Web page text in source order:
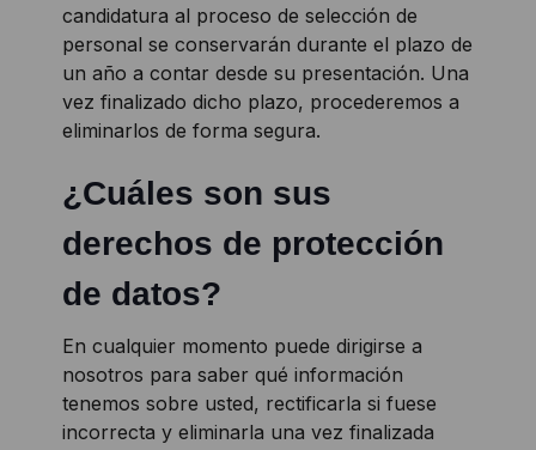
candidatura al proceso de selección de
personal se conservarán durante el plazo de
un año a contar desde su presentación. Una
vez finalizado dicho plazo, procederemos a
eliminarlos de forma segura.
¿Cuáles son sus
derechos de protección
de datos?
En cualquier momento puede dirigirse a
nosotros para saber qué información
tenemos sobre usted, rectificarla si fuese
incorrecta y eliminarla una vez finalizada